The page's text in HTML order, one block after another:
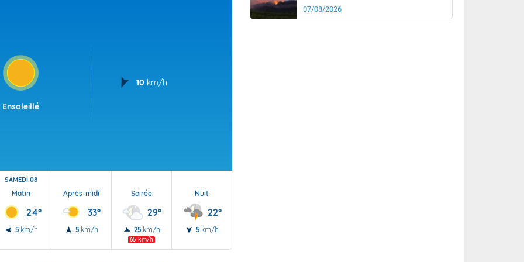
Ensoleillé
10 km/h
SAMEDI 08
Matin
24°
5 km/h
Après-midi
33°
5 km/h
Soirée
29°
25 km/h
65 km/h
Nuit
22°
5 km/h
07/08/2026